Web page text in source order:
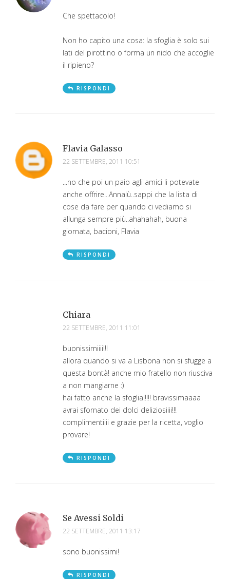
Che spettacolo!
Non ho capito una cosa: la sfoglia è solo sui
lati del pirottino o forma un nido che accoglie
il ripieno?
RISPONDI
Flavia Galasso
22 SETTEMBRE, 2011 10:51
...no che poi un paio agli amici li potevate
anche offrire...Annalù..sappi che la lista di
cose da fare per quando ci vediamo si
allunga sempre più..ahahahah, buona
giornata, bacioni, Flavia
RISPONDI
Chiara
22 SETTEMBRE, 2011 11:01
buonissimiiii!!!
allora quando si va a Lisbona non si sfugge a
questa bontà! anche mio fratello non riusciva
a non mangiarne :)
hai fatto anche la sfoglia!!!!! bravissimaaaa
avrai sfornato dei dolci deliziosiiii!!!
complimentiiii e grazie per la ricetta, voglio
provare!
RISPONDI
Se Avessi Soldi
22 SETTEMBRE, 2011 13:17
sono buonissimi!
RISPONDI